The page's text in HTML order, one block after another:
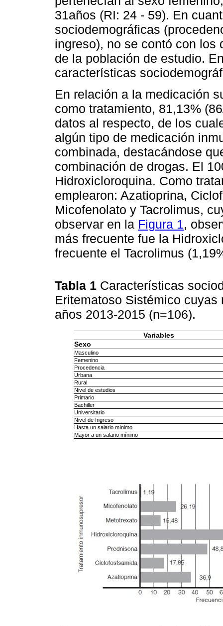
31años (RI: 24 - 59). En
sociodemográficas
ingreso), no se contó con los
de la población de estudio.
características
En relación a la medicación
como tratamiento, 81,13%
datos al respecto, de los
algún tipo de medicación
combinada, destacándose
combinación de drogas. El
Hidroxicloroquina. Como
emplearon: Azatioprina,
Micofenolato y Tacrolimus,
observar en la Figura 1 ,
más frecuente fue la
frecuente el Tacrolimus
Tabla 1 Características
Eritematoso Sistémico
años 2013-2015 (n=106).
Variables
Sexo
Masculino
Femenino
Procedencia
Urbana
Rural
Nivel de estudios
Primario
Bachiller
Universitario
Nivel de Ingreso
Hasta un salario mínimo
Mayor a un salario mínimo